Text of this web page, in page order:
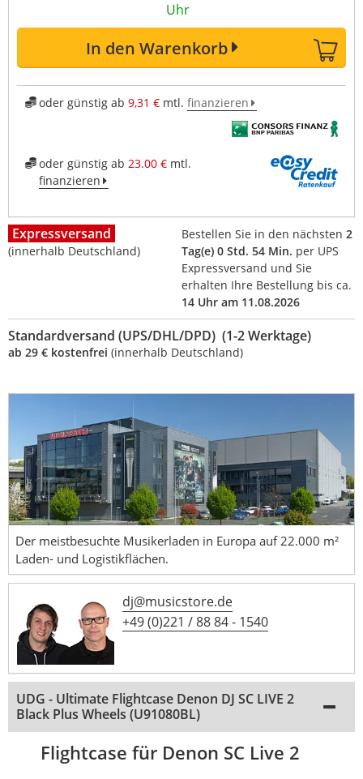
Uhr
In den Warenkorb
oder günstig ab 9,31 €mtl. finanzieren
oder günstig ab 23.00 €mtl.
finanzieren
Expressversand
(innerhalb Deutschland)
Bestellen Sie in den nächsten 2
Tag(e) 0 Std. 54 Min. per UPS
Expressversand und Sie
erhalten Ihre Bestellung bis ca.
14 Uhr am 11.08.2026
Standardversand (UPS/DHL/DPD) (1-2 Werktage)
ab 29 € kostenfrei (innerhalb Deutschland)
Der meistbesuchte Musikerladen in Europa auf 22.000 m²
Laden- und Logistikflächen.
dj@musicstore.de
+49 (0)221 / 88 84 - 1540
UDG - Ultimate Flightcase Denon DJ SC LIVE 2
Black Plus Wheels (U91080BL)
Flightcase für Denon SC Live 2